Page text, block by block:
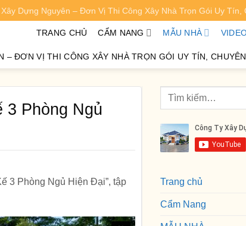
Dựng Nguyên – Đơn Vị Thi Công Xây Nhà Trọn Gói Uy Tín,
TRANG CHỦ CẨM NANG MẪU NHÀ
– ĐƠN VỊ THI CÔNG XÂY NHÀ TRỌN GÓI UY TÍN,
3 Phòng Ngủ
3 Phòng Ngủ Hiện Đại”, tập
Trang chủ
Cẩm Nang
95%.